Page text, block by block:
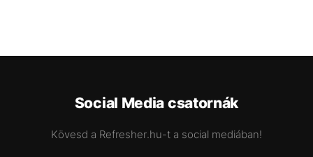
Social Media csatornák
Kövesd a Refresher.hu-t a social mediában!